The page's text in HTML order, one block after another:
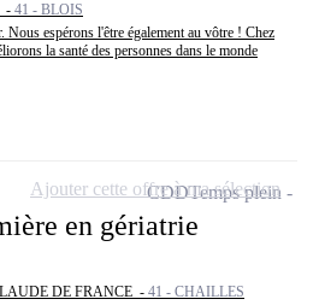
- 41 - BLOIS
Nous espérons l'être également au vôtre ! Chez
la santé des personnes dans le monde
en gériatrie
DE FRANCE - 41 - CHAILLES
CDDTemps plein
Ajouter cette offre à ma sélection